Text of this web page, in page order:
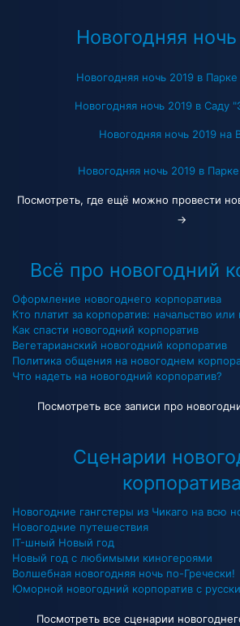
Новогодняя
Новогодняя ночь 2019 в Парке
Новогодняя ночь 2019 в Саду
Новогодняя ночь 2019 на
Новогодняя ночь 2019 в
Посмотреть, где ещё можно провести
→
Всё про новогодний
Оформление новогоднего корпоратива
Кто платит за корпоратив: начальство или
Как спасти новогодний корпоратив
Вегетарианский новогодний корпоратив
Политика общения на новогоднем
Что надеть на новогодний корпоратив?
Посмотреть все записи про
Сценарии
корпоратива
Новогодние гангстеры из Чикаго на всю
Новогодние путешествия
IT-шный Новый год
Новый год с любимыми киногероями
Волшебная новогодняя ночь по-Гречески!
Юморной новогодний корпоратив с
Посмотреть все сценарии